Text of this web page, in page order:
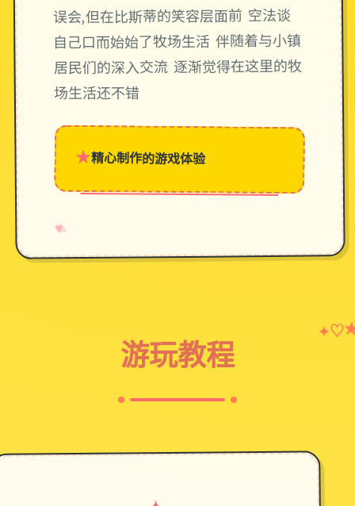
误会,但在比斯蒂的笑容层面前 空法谈
自己口而始始了牧场生活 伴随着与小镇
居民们的深入交流 逐渐觉得在这里的牧
场生活还不错
★精心制作的游戏体验
♥
✧
→
游玩教程
✦
♡